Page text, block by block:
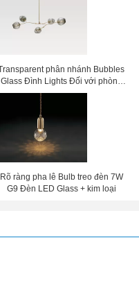
phân nhánh Bubbles
Glass Đình Lights Đối với phòng
ăn trang trí
Rõ ràng pha lê Bulb treo đèn 7W
G9 Đèn LED Glass + kim loại